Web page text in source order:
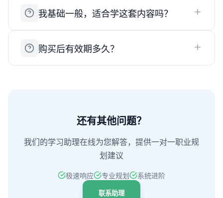
我基础一般，适合学这套内容吗？
购买后有效期多久？
还有其他问题？
我们的学习助理在线为您解答，提供一对一职业规
划建议
极速响应 专业规划 系统进阶
联系助理